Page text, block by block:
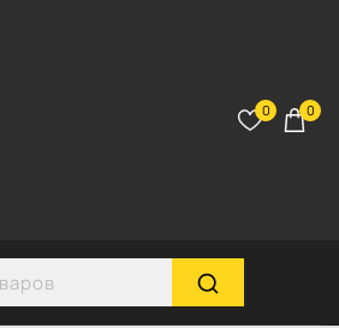
0 0